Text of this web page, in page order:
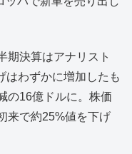
期決算はアナリスト
はわずかに増加したも
の16億ドルに。株価
来で約25%値を下げ